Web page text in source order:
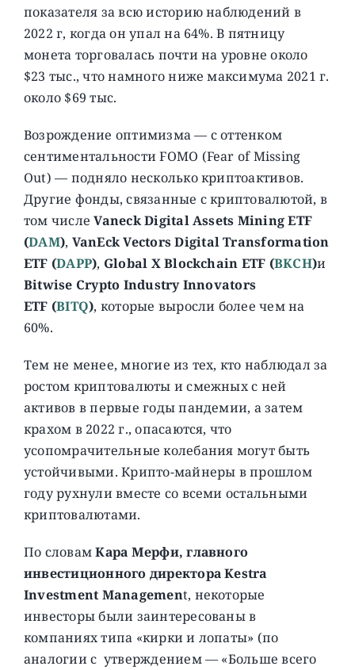
показателя за всю историю наблюдений в
2022 г, когда он упал на 64%. В пятницу
монета торговалась почти на уровне около
$23 тыс., что намного ниже максимума 2021 г.
около $69 тыс.
Возрождение оптимизма — с оттенком
сентиментальности FOMO (Fear of Missing
Out) — подняло несколько криптоактивов.
Другие фонды, связанные с криптовалютой, в
том числеVaneck Digital Assets Mining ETF
(DAM), VanEck Vectors Digital Transformation
ETF (DAPP), Global X Blockchain ETF (BKCH)и
Bitwise Crypto Industry Innovators
ETF (BITQ), которые выросли более чем на
60%.
Тем не менее, многие из тех, кто наблюдал за
ростом криптовалюты и смежных с ней
активов в первые годы пандемии, а затем
крахом в 2022 г., опасаются, что
усопомрачительные колебания могут быть
устойчивыми. Крипто-майнеры в прошлом
году рухнули вместе со всеми остальными
криптовалютами.
По словамКара Мерфи, главного
инвестиционного директора Kestra
Investment Management, некоторые
инвесторы были заинтересованы в
компаниях типа «кирки и лопаты» (по
аналогии с утверждением — «Больше всего